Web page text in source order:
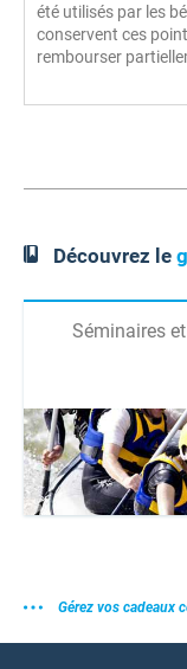
été utilisés par les
conservent ces
rembourser
Découvrez le
Séminaires
Gérez vos cadeaux